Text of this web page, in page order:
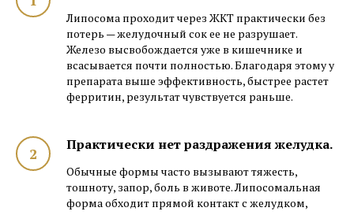
Липосома проходит через ЖКТ практически без
потерь — желудочный сок ее не разрушает.
Железо высвобождается уже в кишечнике и
всасывается почти полностью. Благодаря этому у
препарата выше эффективность, быстрее растет
ферритин, результат чувствуется раньше.
Практически нет раздражения желудка.
Обычные формы часто вызывают тяжесть,
тошноту, запор, боль в животе. Липосомальная
форма обходит прямой контакт с желудком,